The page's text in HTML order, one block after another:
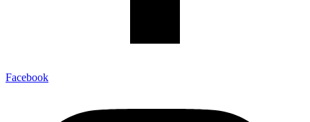
Facebook